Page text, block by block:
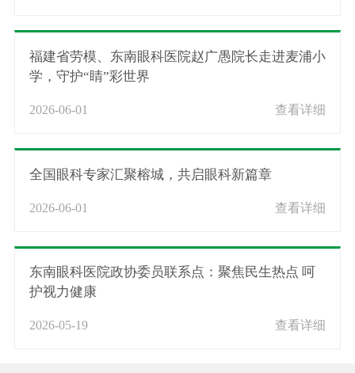
福建省劳模、东南眼科医院赵广愚院长走进麦浦小
学，守护“睛”彩世界
2026-06-01 查看详细
全国眼科专家汇聚榕城，共启眼科新篇章
2026-06-01 查看详细
东南眼科医院政协委员联系点：聚焦民生热点 呵
护视力健康
2026-05-19 查看详细